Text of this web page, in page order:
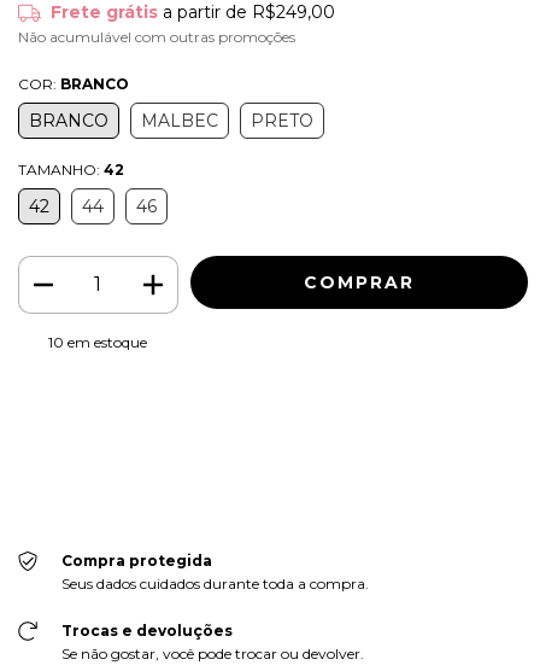
Frete grátis a partir de R$249,00
Não acumulável com outras promoções
COR: BRANCO
BRANCO MALBEC PRETO
TAMANHO: 42
42 44 46
10 em estoque
Compra protegida
Seus dados cuidados durante toda a compra.
Trocas e devoluções
Se não gostar, você pode trocar ou devolver.